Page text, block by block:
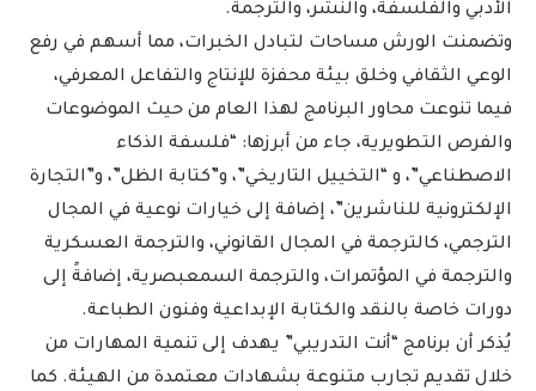
الأدبي والفلسفة، والنشر، والترجمة.
وتضمنت الورش مساحات لتبادل الخبرات، مما أسهم في رفع
الوعي الثقافي وخلق بيئة محفزة للإنتاج والتفاعل المعرفي،
فيما تنوعت محاور البرنامج لهذا العام من حيث الموضوعات
والفرص التطويرية، جاء من أبرزها: “فلسفة الذكاء
الاصطناعي”، و “التخييل التاريخي”، و”كتابة الظل”، و”التجارة
الإلكترونية للناشرين”، إضافة إلى خيارات نوعية في المجال
الترجمي، كالترجمة في المجال القانوني، والترجمة العسكرية
والترجمة في المؤتمرات، والترجمة السمعبصرية، إضافةً إلى
دورات خاصة بالنقد والكتابة الإبداعية وفنون الطباعة.
يُذكر أن برنامج “أنت التدريبي” يهدف إلى تنمية المهارات من
خلال تقديم تجارب متنوعة بشهادات معتمدة من الهيئة. كما